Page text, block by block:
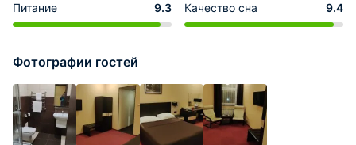
Питание 9.3 Качество сна 9.4
Фотографии гостей